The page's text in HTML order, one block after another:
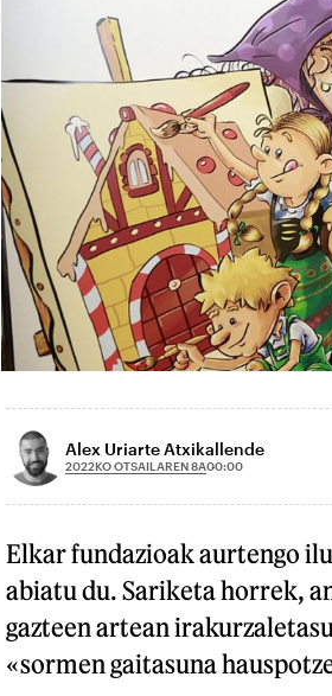
Alex Uriarte Atxikallende
2022KO OTSAILAREN 8A00:00
Elkar fundazioak aurtengo
abiatu du. Sariketa horrek,
gazteen artean
«sormen gaitasuna